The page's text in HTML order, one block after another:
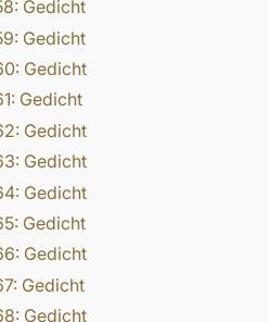
Gedicht
Gedicht
Gedicht
Gedicht
Gedicht
Gedicht
Gedicht
Gedicht
Gedicht
Gedicht
Gedicht